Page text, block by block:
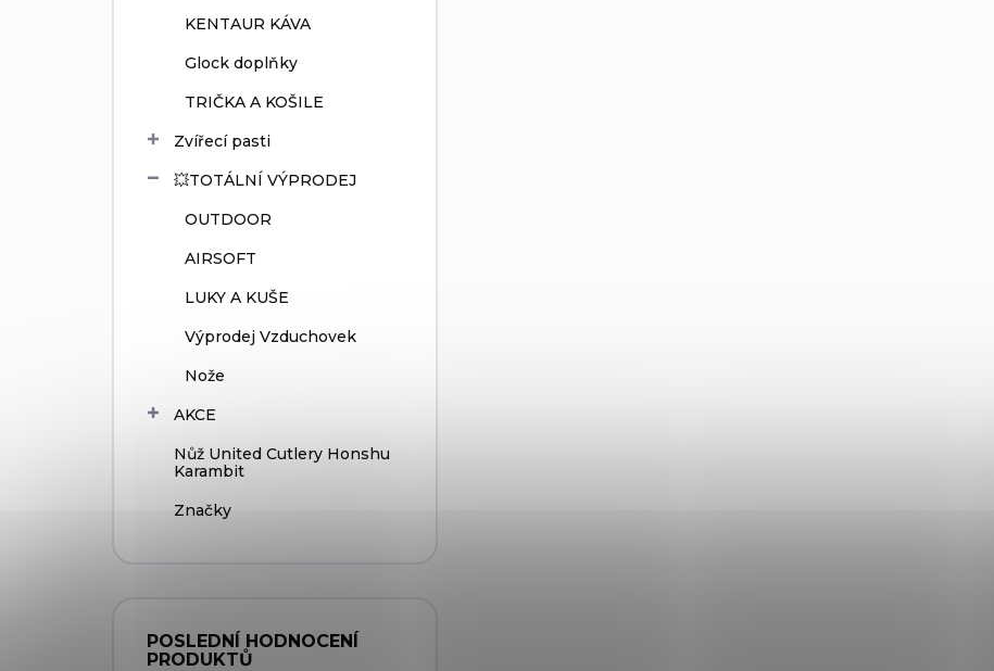
KENTAUR KÁVA
Glock doplňky
TRIČKA A KOŠILE
Zvířecí pasti
💥TOTÁLNÍ VÝPRODEJ
OUTDOOR
AIRSOFT
LUKY A KUŠE
Výprodej Vzduchovek
Nože
AKCE
Nůž United Cutlery Honshu
Karambit
Značky
POSLEDNÍ HODNOCENÍ
PRODUKTŮ